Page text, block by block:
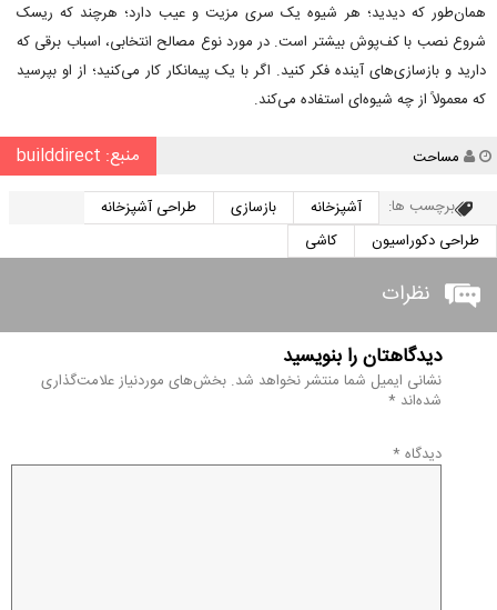
همان‌طور که دیدید؛ هر شیوه یک سری مزیت و عیب دارد؛ هرچند که ریسک
شروع نصب با کف‌پوش بیشتر است. در مورد نوع مصالح انتخابی، اسباب برقی که
دارید و بازسازی‌های آینده فکر کنید. اگر با یک پیمانکار کار می‌کنید؛ از او بپرسید
که معمولاً از چه شیوه‌ای استفاده می‌کند.
نویسنده
مساحت منبع: builddirect
برچسب ها: آشپزخانه بازسازی
طراحی آشپزخانه
طراحی دکوراسیون
کاشی
نظرات
دیدگاهتان را بنویسید
نشانی ایمیل شما منتشر نخواهد شد. بخش‌های موردنیاز علامت‌گذاری
شده‌اند *
دیدگاه *